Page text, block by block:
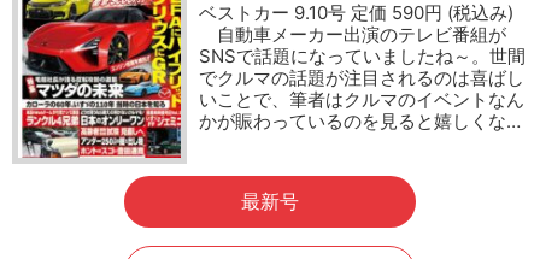
ベストカー 9.10号 定価 590円 (税込み)
自動車メーカー出演のテレビ番組が
SNSで話題になっていましたね～。世間
でクルマの話題が注目されるのは喜ばし
いことで、筆者はクルマのイベントなん
かが賑わっているのを見ると嬉しくな…
最新号